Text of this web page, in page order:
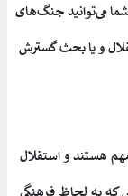
می‌توانید جنگ‌های
و یا بحث گسترش
هستند و استقلال